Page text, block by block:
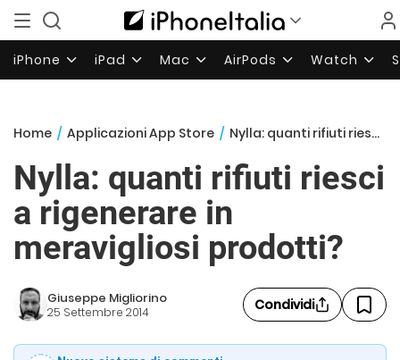
iPhone iPad Mac AirPods Watch
Home / Applicazioni App Store / Nylla: quanti rifiuti riesci a rigenerare in meravigliosi prodotti?
Nylla: quanti rifiuti riesci
a rigenerare in
meravigliosi prodotti?
Giuseppe Migliorino
25 Settembre 2014 Condividi